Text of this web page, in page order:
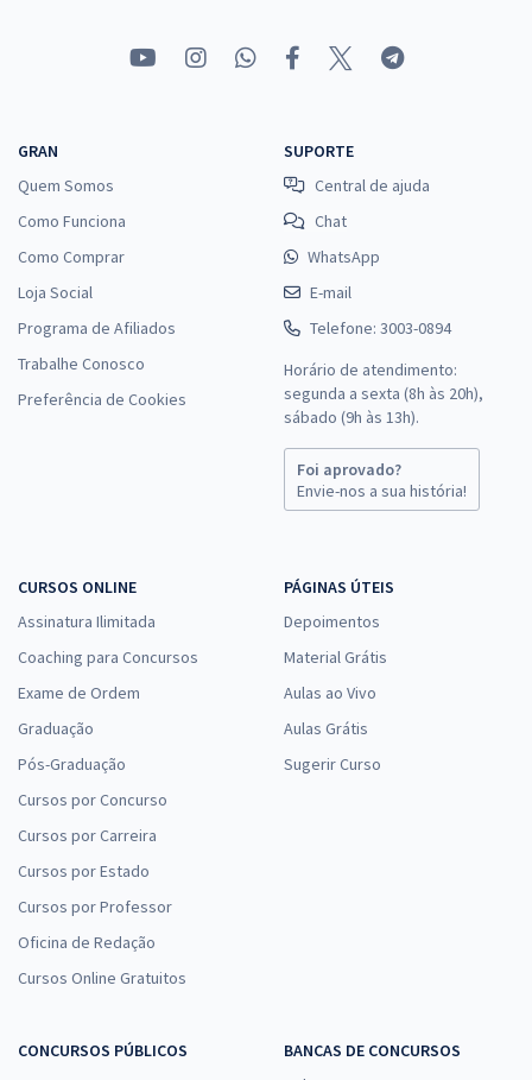
GRAN
Quem Somos
Como Funciona
Como Comprar
Loja Social
Programa de Afiliados
Trabalhe Conosco
Preferência de Cookies
SUPORTE
Central de ajuda
Chat
WhatsApp
E-mail
Telefone: 3003-0894
Horário de atendimento:
segunda a sexta (8h às 20h),
sábado (9h às 13h).
Foi aprovado?
Envie-nos a sua história!
CURSOS ONLINE
Assinatura Ilimitada
Coaching para Concursos
Exame de Ordem
Graduação
Pós-Graduação
Cursos por Concurso
Cursos por Carreira
Cursos por Estado
Cursos por Professor
Oficina de Redação
Cursos Online Gratuitos
PÁGINAS ÚTEIS
Depoimentos
Material Grátis
Aulas ao Vivo
Aulas Grátis
Sugerir Curso
CONCURSOS PÚBLICOS
BANCAS DE CONCURSOS